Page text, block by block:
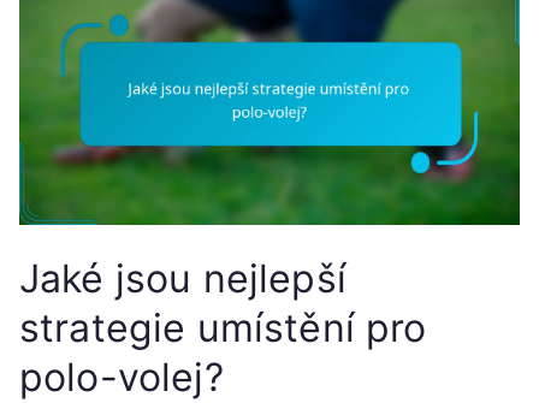
Jaké jsou nejlepší
strategie umístění pro
polo-volej?